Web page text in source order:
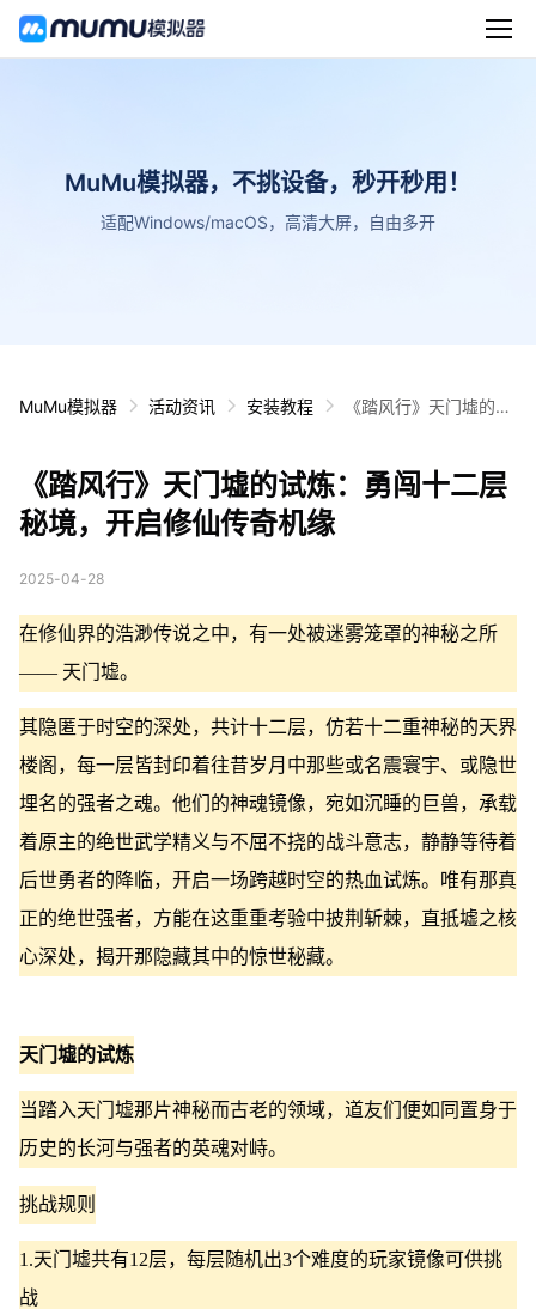
MuMu模拟器，不挑设备，秒开秒用！
适配Windows/macOS，高清大屏，自由多开
MuMu模拟器 活动资讯 安装教程
《踏风行》天门墟的试
《踏风行》天门墟的试炼：勇闯十二层
秘境，开启修仙传奇机缘
2025-04-28
在修仙界的浩渺传说之中，有一处被迷雾笼罩的神秘之所
—— 天门墟。
其隐匿于时空的深处，共计十二层，仿若十二重神秘的天界
楼阁，每一层皆封印着往昔岁月中那些或名震寰宇、或隐世
埋名的强者之魂。他们的神魂镜像，宛如沉睡的巨兽，承载
着原主的绝世武学精义与不屈不挠的战斗意志，静静等待着
后世勇者的降临，开启一场跨越时空的热血试炼。唯有那真
正的绝世强者，方能在这重重考验中披荆斩棘，直抵墟之核
心深处，揭开那隐藏其中的惊世秘藏。
天门墟的试炼
当踏入天门墟那片神秘而古老的领域，道友们便如同置身于
历史的长河与强者的英魂对峙。
挑战规则
1.天门墟共有12层，每层随机出3个难度的玩家镜像可供挑
战